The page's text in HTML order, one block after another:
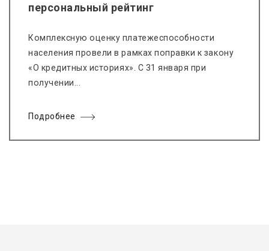
персональный рейтинг
Комплексную оценку платежеспособности
населения провели в рамках поправки к закону
«О кредитных историях». С 31 января при
получении...
Подробнее